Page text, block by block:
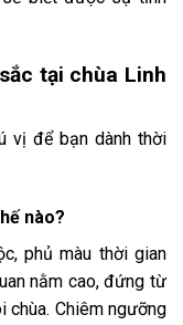
tại chùa Linh
vị để bạn dành thời
nào?
phủ màu thời gian
nằm cao, đứng từ
chùa. Chiêm ngưỡng